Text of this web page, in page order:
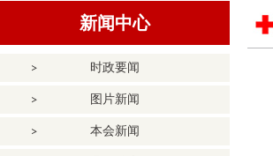
新闻中心
时政要闻
图片新闻
本会新闻